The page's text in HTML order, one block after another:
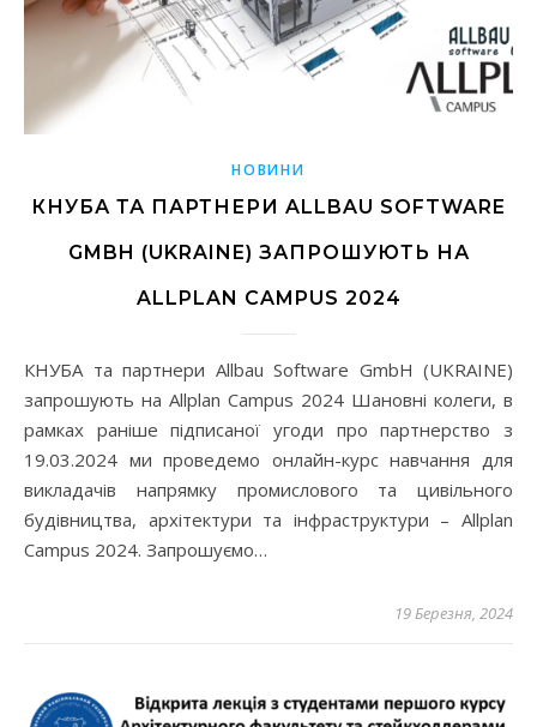
НОВИНИ
КНУБА ТА ПАРТНЕРИ ALLBAU SOFTWARE
GMBH (UKRAINE) ЗАПРОШУЮТЬ НА
ALLPLAN CAMPUS 2024
КНУБА та партнери Allbau Software GmbH (UKRAINE)
запрошують на Allplan Campus 2024 Шановні колеги, в
рамках раніше підписаної угоди про партнерство з
19.03.2024 ми проведемо онлайн-курс навчання для
викладачів напрямку промислового та цивільного
будівництва, архітектури та інфраструктури – Allplan
Campus 2024. Запрошуємо…
19 Березня, 2024